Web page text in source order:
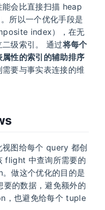
会比直接扫描 heap
所以一个优化手段是
index），在无
级索引。 通过将每个
性的索引的辅助排序
需要与事实表连接的维
视图给每个 query 都创
flight 中查询所需要的
做这个优化的目的是
的数据，避免额外的
也避免给每个 tuple